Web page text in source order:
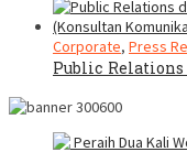
Corporate, Press
Public